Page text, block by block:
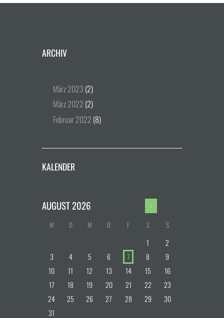
ARCHIV
März2023 (2)
März2022 (2)
Februar2022 (8)
KALENDER
AUGUST2026
M D M D F S S
1
2
3
4 5 6 7 8
9
10
11 12 13 14 15
16
17
18 19 20 21 22
23
24
25 26 27 28 29
30
31